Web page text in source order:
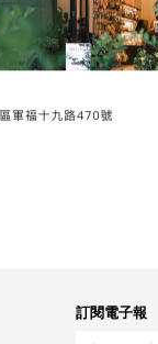
訂閱電子報